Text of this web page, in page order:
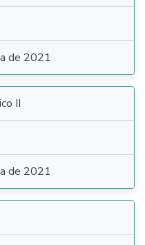
de 2021
II
de 2021